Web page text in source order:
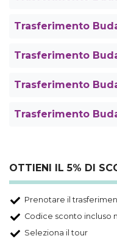
Trasferimento
Trasferimento
Trasferimento
Trasferimento
OTTIENI IL 5% DI
Prenotare il
Codice sconto incluso
Seleziona il tour